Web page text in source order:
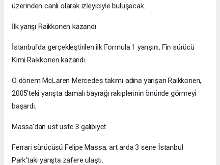
üzerinden canlı olarak izleyiciyle buluşacak.
İlk yarışı Raikkonen kazandı
İstanbul'da gerçekleştirilen ilk Formula 1 yarışını, Fin sürücü
Kimi Raikkonen kazandı.
O dönem McLaren Mercedes takımı adına yarışan Raikkonen,
2005'teki yarışta damalı bayrağı rakiplerinin önünde görmeyi
başardı.
Massa'dan üst üste 3 galibiyet
Ferrari sürücüsü Felipe Massa, art arda 3 sene İstanbul
Park'taki yarışta zafere ulaştı.